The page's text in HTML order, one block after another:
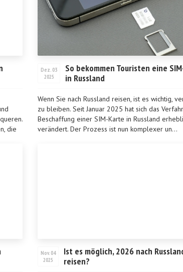
die
Dez. 03
2025
So bekommen Touristen eine
in Russland
Wenn Sie nach Russland reisen, ist es wichtig,
zu bleiben. Seit Januar 2025 hat sich das
Beschaffung einer SIM-Karte in Russland
verändert. Der Prozess ist nun komplexer un...
Nov. 04
2025
Ist es möglich, 2026 nach
reisen?